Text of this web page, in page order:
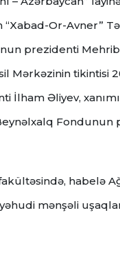
Or-Avner”
prezidenti
Mərkəzinin tikintisi
İlham Əliyev,
Fondunun
habelə
mənşəli